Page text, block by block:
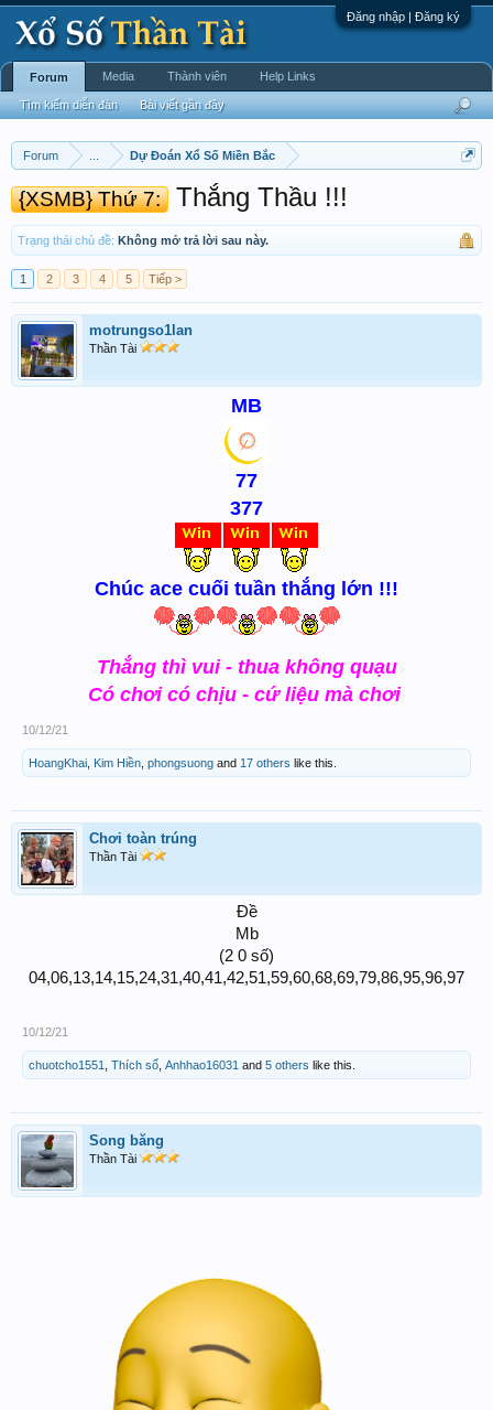
Đăng nhập | Đăng ký
Forum Dự Đoán Xổ Số Miền Bắc
{XSMB} Thứ 7: Thắng Thầu !!!
Trạng thái chủ đề: Không mở trả lời sau này.
1 2 3 4 5 Tiếp >
motrungso1lan
Thần Tài
MB
77
377
Chúc ace cuối tuần thắng lớn !!!
Thắng thì vui - thua không quạu
Có chơi có chịu - cứ liệu mà chơi
10/12/21
HoangKhai Kim Hiền phongsuong and 17 others like this.
Chơi toàn trúng
Thần Tài
Đề
Mb
(2 0 số)
04,06,13,14,15,24,31,40,41,42,51,59,60,68,69,79,86,95,96,97
10/12/21
chuotcho1551 Thích số Anhhao16031 and 5 others like this.
Song băng
Thần Tài
Forum
Tìm kiếm diễn đàn Bài viết gần đây
Media Thành viên Help Links